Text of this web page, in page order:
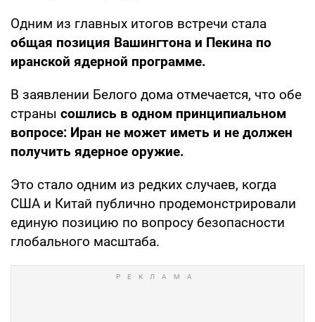
Одним из главных итогов встречи стала
общая позиция Вашингтона и Пекина по
иранской ядерной программе.
В заявлении Белого дома отмечается, что обе
страны сошлись в одном принципиальном
вопросе: Иран не может иметь и не должен
получить ядерное оружие.
Это стало одним из редких случаев, когда
США и Китай публично продемонстрировали
единую позицию по вопросу безопасности
глобального масштаба.